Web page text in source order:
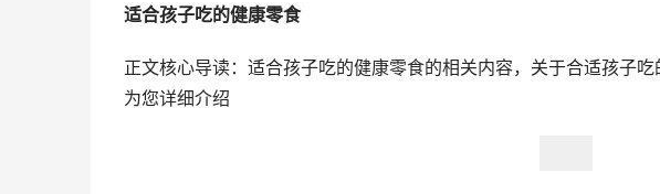
适合孩子吃的健康零食
正文核心导读：适合孩子吃的健康零食的相关内容，关于合适孩子
为您详细介绍